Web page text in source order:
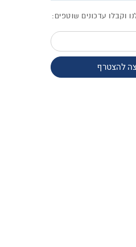
וקבלו עדכונים שוטפים:
להצטרף